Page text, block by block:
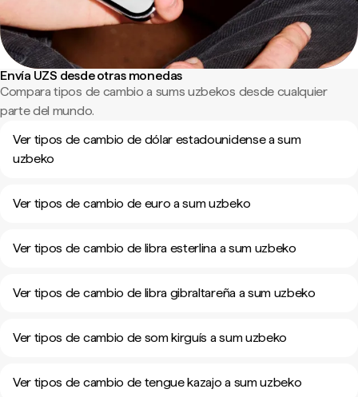
Envía UZS desde otras monedas
Compara tipos de cambio a sums uzbekos desde cualquier
parte del mundo.
Ver tipos de cambio de dólar estadounidense a sum
uzbeko
Ver tipos de cambio de euro a sum uzbeko
Ver tipos de cambio de libra esterlina a sum uzbeko
Ver tipos de cambio de libra gibraltareña a sum uzbeko
Ver tipos de cambio de som kirguís a sum uzbeko
Ver tipos de cambio de tengue kazajo a sum uzbeko